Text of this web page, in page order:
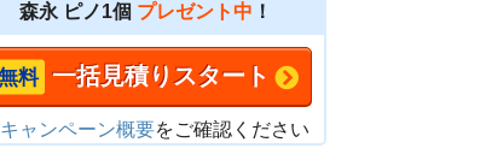
森永 ピノ1個 プレゼント中 ！
一括見積りスタート
キャンペーン概要をご確認ください